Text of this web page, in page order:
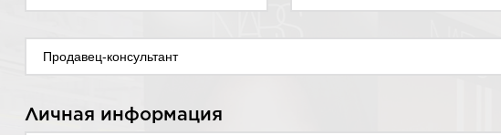
Личная информация